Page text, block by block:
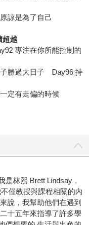
諒是為了自己
超越
專注在你所能控制的
勝過大日子 Day96 持
定有走偏的時候
林熙 Brett Lindsay，
僅教授與課程相關的內
說，我幫助他們在遇到
十五年來指導了許多學